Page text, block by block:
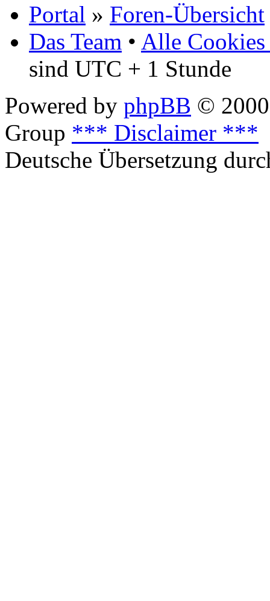
Portal » Foren-Übersicht
Das Team • Alle Cookies
sind UTC + 1 Stunde
Powered by phpBB ©
Group *** Disclaimer ***
Deutsche Übersetzung